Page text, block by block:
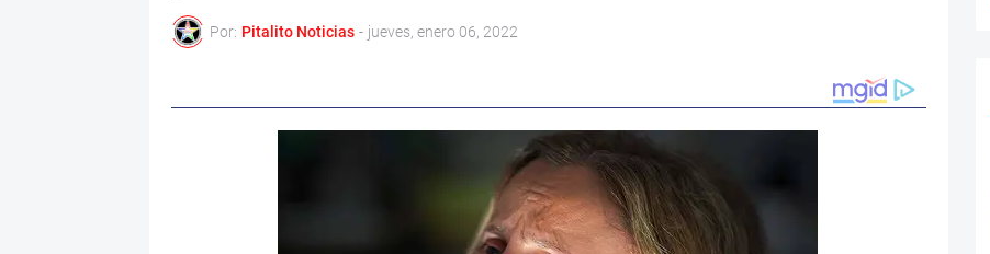
Por: Pitalito Noticias - jueves, enero 06, 2022